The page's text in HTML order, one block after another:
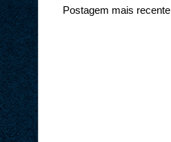
Postagem mais recente